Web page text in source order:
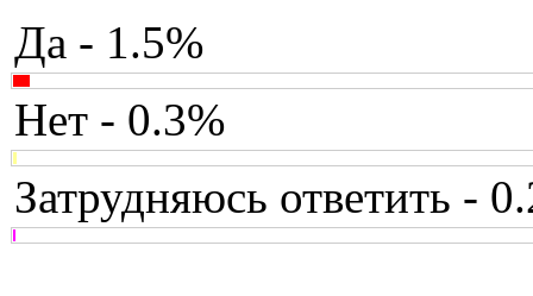
Да - 1.5%
Нет - 0.3%
Затрудняюсь ответить -